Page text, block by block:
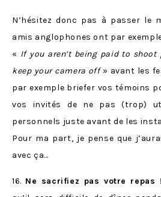
N’hésitez donc pas à passer le
amis anglophones ont par
« If you aren’t being paid to shoot
keep your camera off» avant les
par exemple briefer vos témoins
vos invités de ne pas (trop)
personnels juste avant de les
Pour ma part, je pense que
avec ça…
16. Ne sacrifiez pas votre repas !